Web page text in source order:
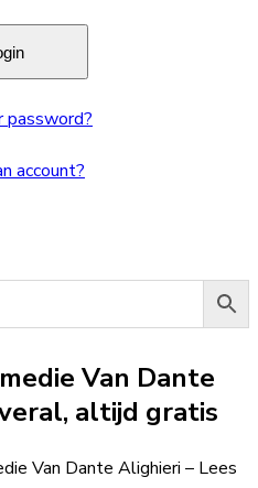
password?
account?
Van Dante
altijd gratis
Van Dante Alighieri – Lees